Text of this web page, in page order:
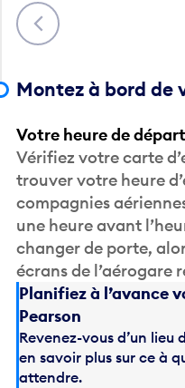
Précédent
Montez à bord de
Votre heure de
Vérifiez votre carte
trouver votre heure
compagnies
une heure avant
changer de porte,
écrans de l’aérogare
Planifiez à l’avance
Pearson
Revenez-vous d’un
en savoir plus sur ce à
attendre.